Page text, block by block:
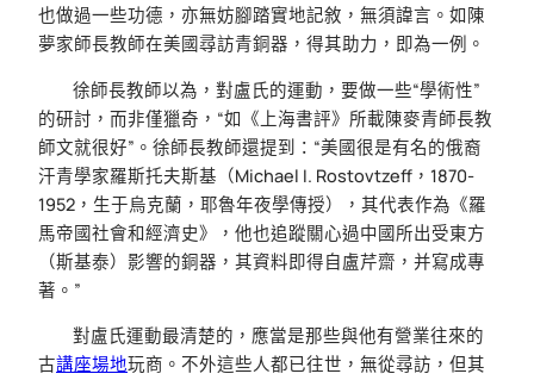
也做過一些功德，亦無妨腳踏實地記敘，無須諱言。如陳
夢家師長教師在美國尋訪青銅器，得其助力，即為一例。
徐師長教師以為，對盧氏的運動，要做一些“學術性”
的研討，而非僅獵奇，“如《上海書評》所載陳麥青師長教
師文就很好”。徐師長教師還提到：“美國很是有名的俄裔
汗青學家羅斯托夫斯基（Michael I. Rostovtzeff，1870-
1952，生于烏克蘭，耶魯年夜學傳授），其代表作為《羅
馬帝國社會和經濟史》，他也追蹤關心過中國所出受東方
（斯基泰）影響的銅器，其資料即得自盧芹齋，并寫成專
著。”
對盧氏運動最清楚的，應當是那些與他有營業往來的
古講座場地玩商。不外這些人都已往世，無從尋訪，但其